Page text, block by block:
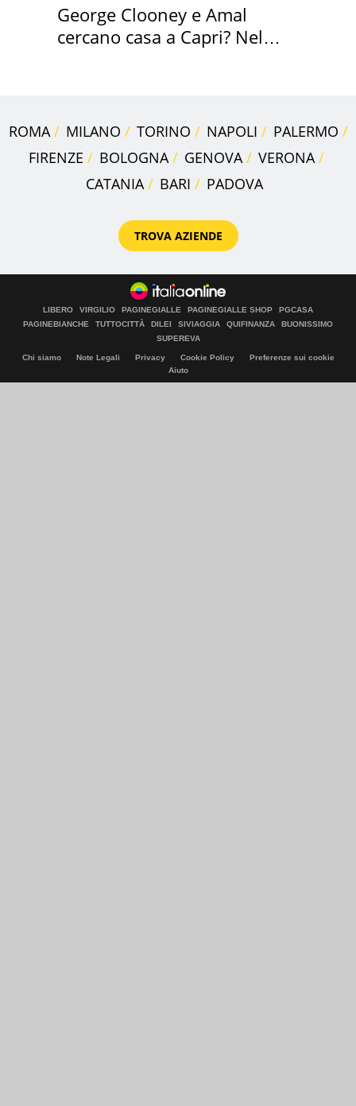
George Clooney e Amal
cercano casa a Capri? Nel
ROMA MILANO TORINO NAPOLI
PALERMO
FIRENZE
BOLOGNA GENOVA
VERONA
CATANIA
BARI PADOVA
TROVA AZIENDE
LIBERO VIRGILIO PAGINEGIALLE PAGINEGIALLE SHOP
PGCASA
PAGINEBIANCHE
TUTTOCITTÀ DILEI SIVIAGGIA QUIFINANZA
BUONISSIMO
SUPEREVA
Chi siamo Note Legali Privacy Cookie Policy
Preferenze sui cookie
Aiuto